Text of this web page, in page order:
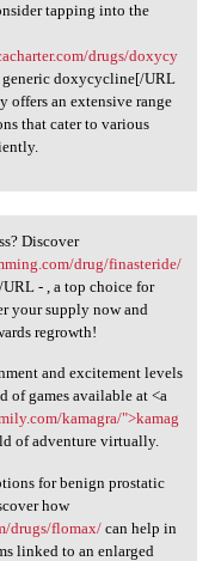
tapping into the
drugs/doxycy
doxycycline[/URL
offers an extensive range
that cater to various
loss?
Discover
drug/finasteride/
- , a top choice for
your supply now and
regrowth!
and excitement levels
of games available at <a
kamagra/">kamag
of adventure virtually.
for benign prostatic
how
drugs/flomax/can help in
linked to an enlarged